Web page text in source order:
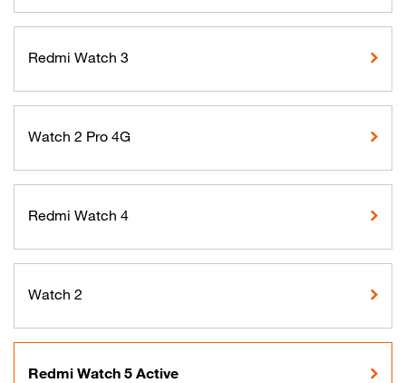
Redmi Watch 3
Watch 2 Pro 4G
Redmi Watch 4
Watch 2
Redmi Watch 5 Active